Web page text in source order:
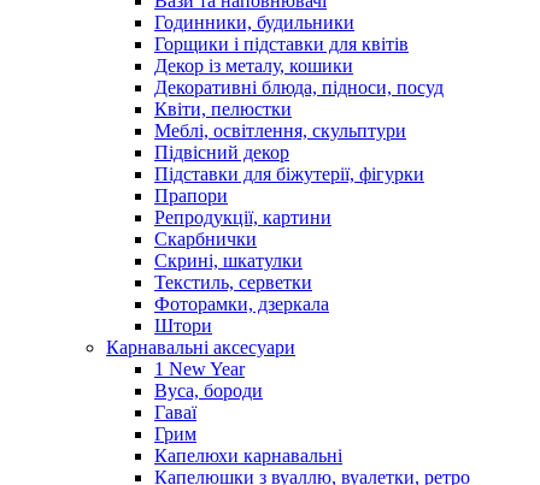
Годинники, будильники
Горщики і підставки для квітів
Декор із металу, кошики
Декоративні блюда, підноси, посуд
Квіти, пелюстки
Меблі, освітлення, скульптури
Підвісний декор
Підставки для біжутерії, фігурки
Прапори
Репродукції, картини
Скарбнички
Скрині, шкатулки
Текстиль, серветки
Фоторамки, дзеркала
Штори
Карнавальні аксесуари
1 New Year
Вуса, бороди
Гаваї
Грим
Капелюхи карнавальні
Капелюшки з вуаллю, вуалетки, ретро